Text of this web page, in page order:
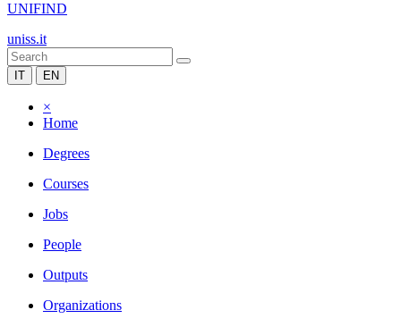
UNIFIND
uniss.it
IT EN
×
Home
Degrees
Courses
Jobs
People
Outputs
Organizations